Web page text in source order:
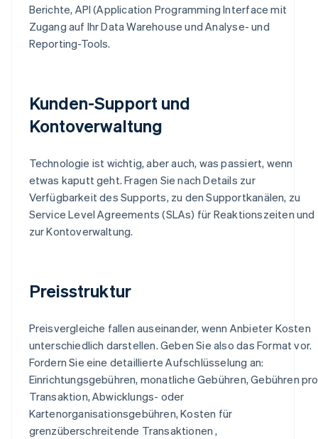
Berichte, API (Application Programming Interface mit
Zugang auf Ihr Data Warehouse und Analyse- und
Reporting-Tools.
Kunden-Support und
Kontoverwaltung
Technologie ist wichtig, aber auch, was passiert, wenn
etwas kaputt geht. Fragen Sie nach Details zur
Verfügbarkeit des Supports, zu den Supportkanälen, zu
Service Level Agreements (SLAs) für Reaktionszeiten und
zur Kontoverwaltung.
Preisstruktur
Preisvergleiche fallen auseinander, wenn Anbieter Kosten
unterschiedlich darstellen. Geben Sie also das Format vor.
Fordern Sie eine detaillierte Aufschlüsselung an:
Einrichtungsgebühren, monatliche Gebühren, Gebühren pro
Transaktion, Abwicklungs- oder
Kartenorganisationsgebühren, Kosten für
grenzüberschreitende Transaktionen ,